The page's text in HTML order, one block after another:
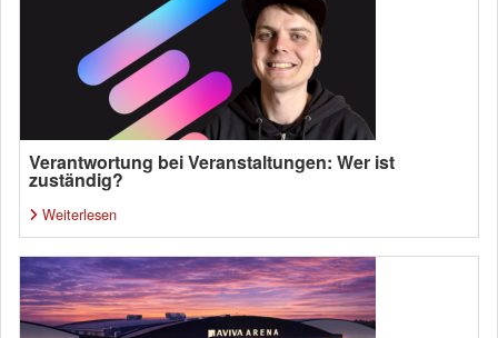
Verantwortung bei Veranstaltungen: Wer ist
zuständig?
Weiterlesen